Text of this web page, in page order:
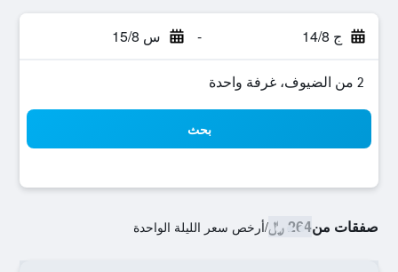
ج 14/8 - س 15/8
2 من الضيوف، غرفة واحدة
بحث
صفقات من264 ﷼ /أرخص سعر الليلة الواحدة